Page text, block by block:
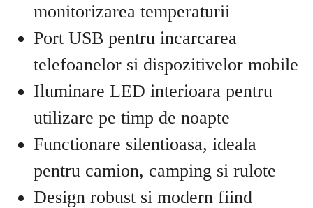
monitorizarea temperaturii
Port USB pentru incarcarea
telefoanelor si dispozitivelor mobile
Iluminare LED interioara pentru
utilizare pe timp de noapte
Functionare silentioasa, ideala
pentru camion, camping si rulote
Design robust si modern fiind